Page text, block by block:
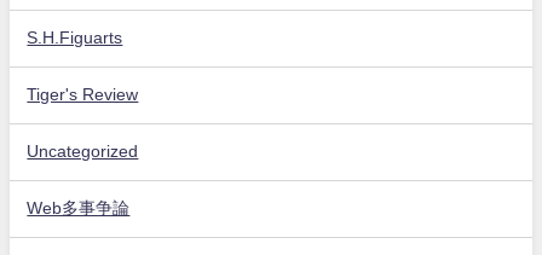
S.H.Figuarts
Tiger's Review
Uncategorized
Web多事争論